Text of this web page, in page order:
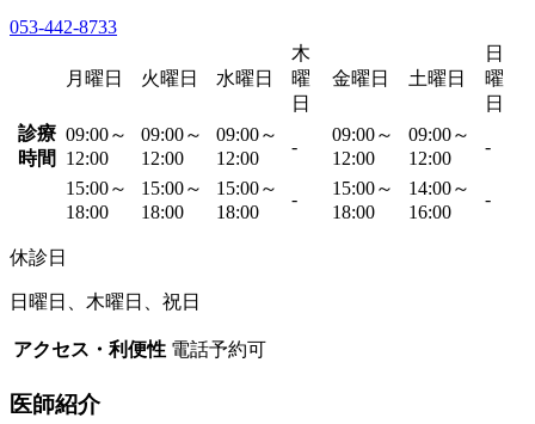
053-442-8733
月曜日 火曜日 水曜日
木
曜
日
金曜日 土曜日
日
曜
日
診療
時間
09:00～
12:00
09:00～
12:00
09:00～
12:00
-
09:00～
12:00
09:00～
12:00
-
15:00～
18:00
15:00～
18:00
15:00～
18:00
-
15:00～
18:00
14:00～
16:00
-
休診日
日曜日、木曜日、祝日
アクセス・利便性 電話予約可
医師紹介